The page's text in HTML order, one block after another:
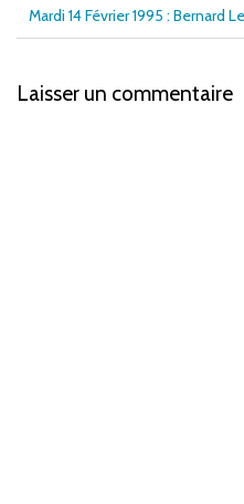
Mardi 14 Février 1995 : Bernard
Laisser un commentaire